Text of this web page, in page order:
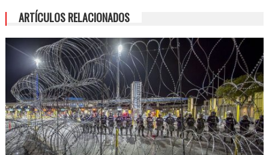
ARTÍCULOS RELACIONADOS